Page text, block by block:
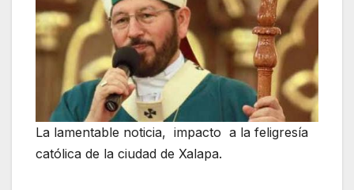
La lamentable noticia, impacto a la feligresía
católica de la ciudad de Xalapa.